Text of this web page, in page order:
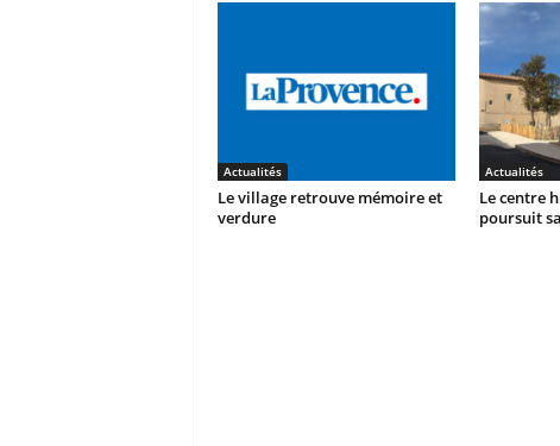
Actualités
Le village retrouve mémoire et
verdure
Actualités
Le centre
poursuit